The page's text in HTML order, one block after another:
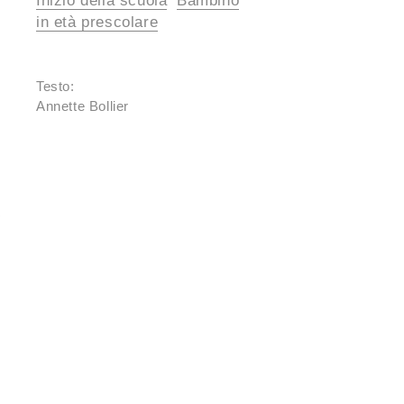
in età prescolare
Testo:
Annette Bollier